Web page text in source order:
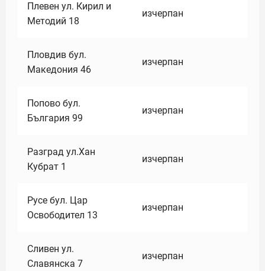
Плевен ул. Кирил и
Методий 18
изчерпан
Пловдив бул.
Македония 46
изчерпан
Попово бул.
България 99
изчерпан
Разград ул.Хан
Кубрат 1
изчерпан
Русе бул. Цар
Освободител 13
изчерпан
Сливен ул.
Славянска 7
изчерпан